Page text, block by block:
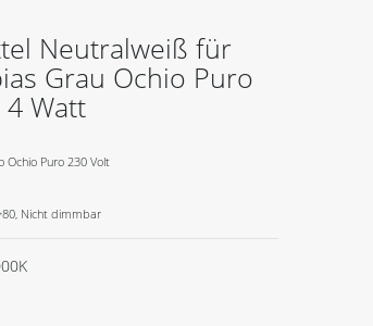
Neutralweiß für
Grau Ochio Puro
Watt
Ochio Puro 230 Volt
Nicht dimmbar